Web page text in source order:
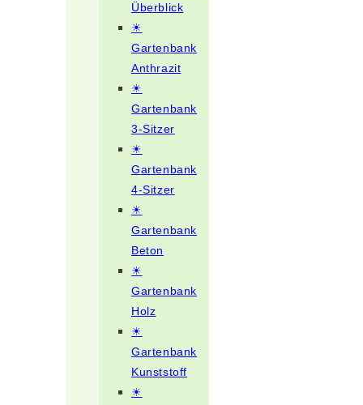
Überblick
☀
Gartenbank
Anthrazit
☀
Gartenbank
3-Sitzer
☀
Gartenbank
4-Sitzer
☀
Gartenbank
Beton
☀
Gartenbank
Holz
☀
Gartenbank
Kunststoff
☀